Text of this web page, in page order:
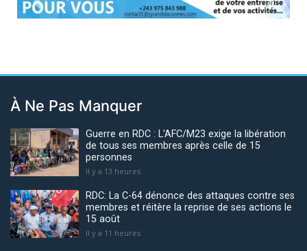
Previous Next
À Ne Pas Manquer
Guerre en RDC : L'AFC/M23 exige la libération
de tous ses membres après celle de 15
personnes
Il y a 13 heures
RDC: La C-64 dénonce des attaques contre ses
membres et réitère la reprise de ses actions le
15 août
Il y a 11 heures